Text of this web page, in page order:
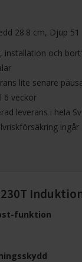
28.8 cm, Djup
installation och
lite senare
6 veckor
leverans i hela
ingår
funktion